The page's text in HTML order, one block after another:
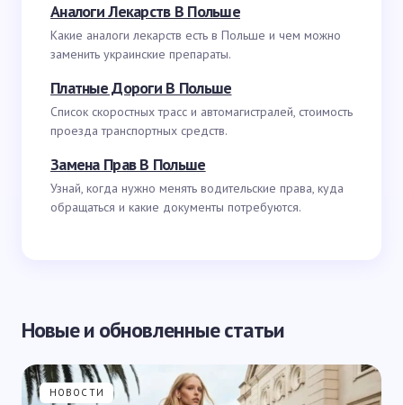
Аналоги Лекарств В Польше
Какие аналоги лекарств есть в Польше и чем можно
заменить украинские препараты.
Платные Дороги В Польше
Список скоростных трасс и автомагистралей, стоимость
проезда транспортных средств.
Замена Прав В Польше
Узнай, когда нужно менять водительские права, куда
обращаться и какие документы потребуются.
Новые и обновленные статьи
НОВОСТИ